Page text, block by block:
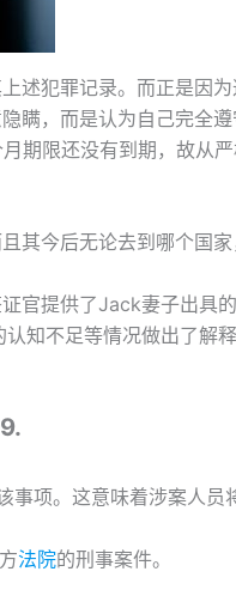
述犯罪记录。而正是因
瞒，而是认为自己完全
期限还没有到期，故从
今后无论去到哪个国家
官提供了Jack妻子出具
知不足等情况做出了解
项。这意味着涉案人员
法院的刑事案件。